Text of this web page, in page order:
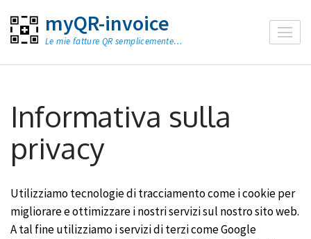
contenuto
(premi
myQR-invoice
Le mie fatture QR semplicemente…
Informativa sulla
privacy
Utilizziamo tecnologie di tracciamento come i cookie per
migliorare e ottimizzare i nostri servizi sul nostro sito web.
A tal fine utilizziamo i servizi di terzi come Google